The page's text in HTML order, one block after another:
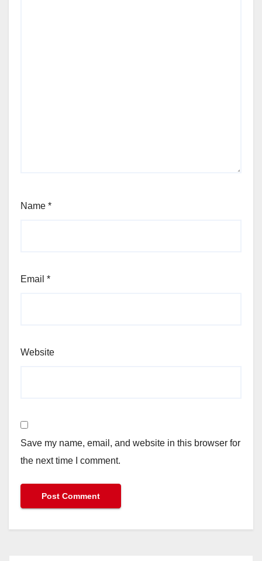
Name *
Email *
Website
Save my name, email, and website in this browser for
the next time I comment.